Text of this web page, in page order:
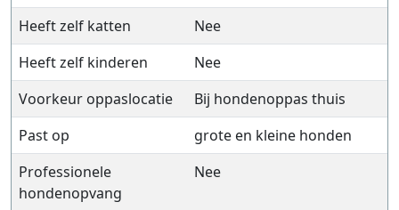
Heeft zelf katten
Nee
Heeft zelf kinderen
Nee
Voorkeur oppaslocatie
Bij hondenoppas thuis
Past op
grote en kleine honden
Professionele
hondenopvang
Nee